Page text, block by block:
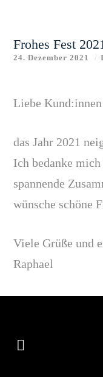
Frohes Fest 2021
24. Dezember 2021
Liebe
das Jahr 2021
Ich bedanke
spannende
wünsche schöne
Viele Grüße und
Raphael